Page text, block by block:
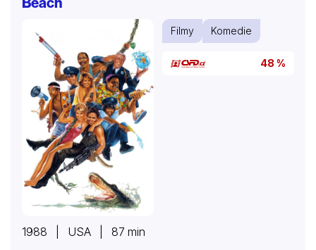
Filmy Komedie
48 %
1988 | USA | 87 min